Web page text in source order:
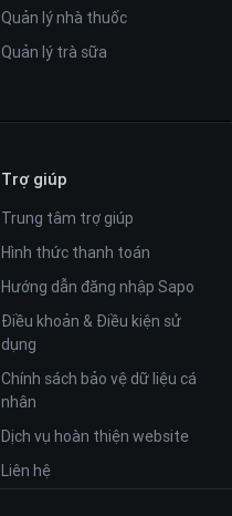
Quản lý nhà thuốc
Quản lý trà sữa
Trợ giúp
Trung tâm trợ giúp
Hình thức thanh toán
Hướng dẫn đăng nhập Sapo
Điều khoản & Điều kiện sử
dụng
Chính sách bảo vệ dữ liệu cá
nhân
Dịch vụ hoàn thiện website
Liên hệ